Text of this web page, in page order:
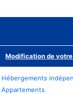
Modification de
Hébergements
Appartements